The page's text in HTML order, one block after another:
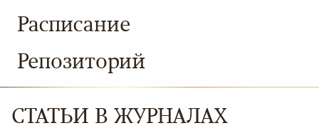
Расписание
Репозиторий
СТАТЬИ В ЖУРНАЛАХ